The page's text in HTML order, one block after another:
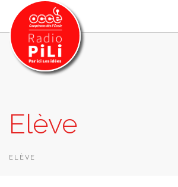
GRILLE DES PROGRAMMES
EMISSIONS / PODCASTS
SUR LE TERRITOIRE
Elève
ELÈVE